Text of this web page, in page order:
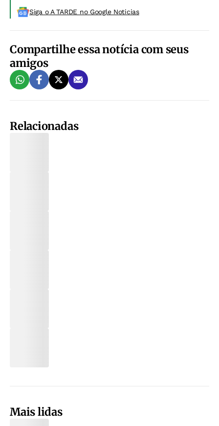
Siga o A TARDE no Google Noticias
Compartilhe essa notícia com seus
amigos
Relacionadas
Mais lidas